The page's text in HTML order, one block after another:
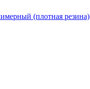
(плотная резина)